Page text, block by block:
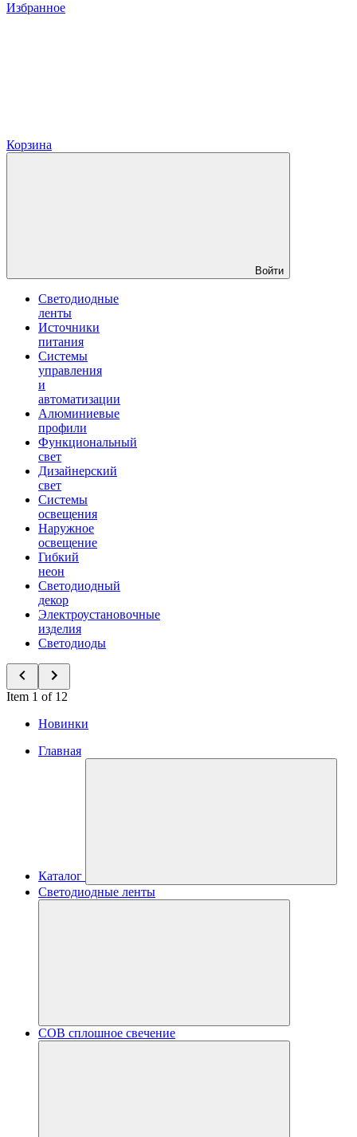
Избранное
Корзина
Войти
Светодиодные
ленты
Источники
питания
Системы
управления
и
автоматизации
Алюминиевые
профили
Функциональный
свет
Дизайнерский
свет
Системы
освещения
Наружное
освещение
Гибкий
неон
Светодиодный
декор
Электроустановочные
изделия
Светодиоды
Item 1 of 12
Новинки
Главная
Каталог
Светодиодные ленты
COB сплошное свечение